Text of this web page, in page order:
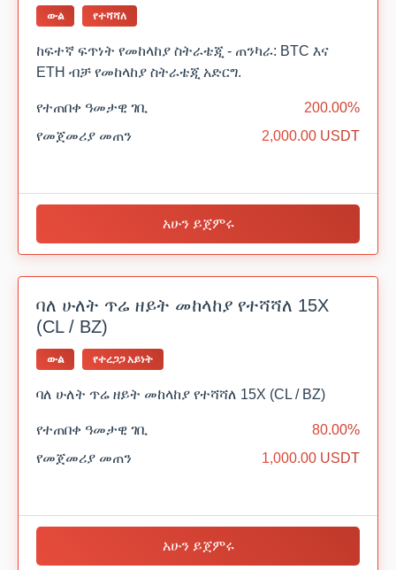
ውል የተሻሻለ
ከፍተኛ ፍጥነት የመከላከያ ስትራቴጂ - ጠንካራ: BTC እና
ETH ብቻ የመከላከያ ስትራቴጂ አድርግ.
የተጠበቀ ዓመታዊ ገቢ
200.00%
የመጀመሪያ መጠን
2,000.00 USDT
አሁን ይጀምሩ
ባለ ሁለት ጥሬ ዘይት መከላከያ የተሻሻለ 15X
(CL / BZ)
ውል የተረጋጋ አይነት
ባለ ሁለት ጥሬ ዘይት መከላከያ የተሻሻለ 15X (CL / BZ)
የተጠበቀ ዓመታዊ ገቢ
80.00%
የመጀመሪያ መጠን
1,000.00 USDT
አሁን ይጀምሩ